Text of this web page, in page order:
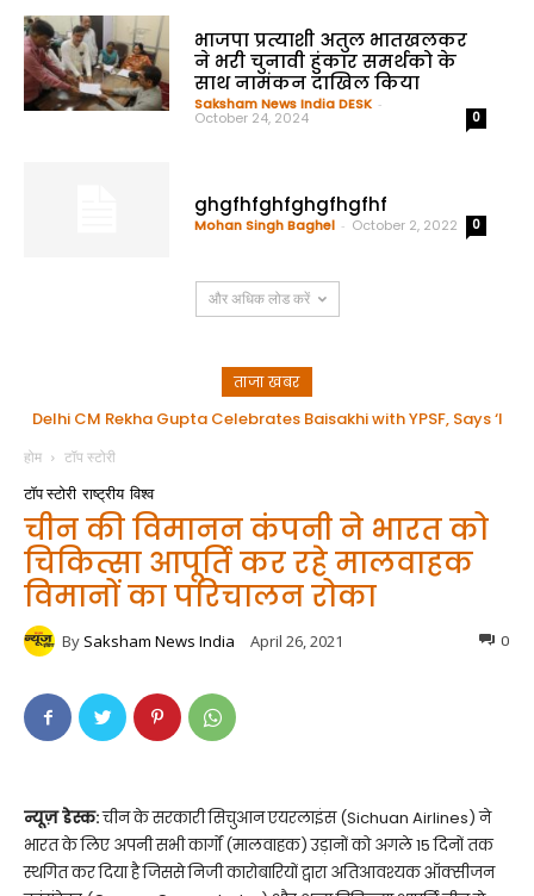
भाजपा प्रत्याशी अतुल भातखलकर
ने भरी चुनावी हुंकार समर्थको के
साथ नामंकन दाखिल किया
Saksham News India DESK -
October 24, 2024 0
ghgfhfghfghgfhgfhf
Mohan Singh Baghel - October 2, 2022 0
और अधिक लोड करें